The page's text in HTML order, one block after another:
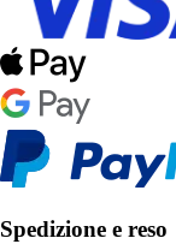
Spedizione e reso